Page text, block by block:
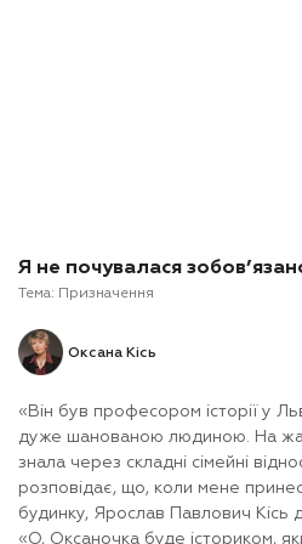
Я не почувалася
Тема: Призначення
Оксана Кісь
«Він був професором історії у
дуже шанованою людиною. На
знала через складні сімейні
розповідає, що, коли мене
будинку, Ярослав Павлович Кісь
«О, Оксаночка буде істориком,